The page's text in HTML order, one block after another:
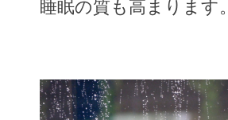
睡眠の質も高まります。